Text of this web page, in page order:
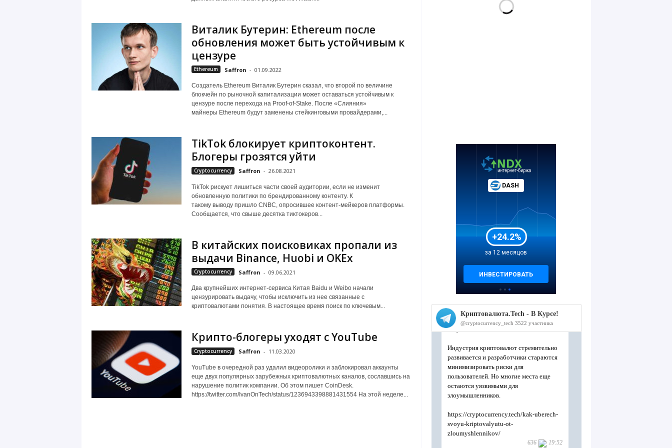
Виталик Бутерин: Ethereum после
обновления может быть устойчивым к
цензуре
Ethereum Saffron - 01.09.2022
Создатель Ethereum Виталик Бутерин сказал, что второй по величине
блокчейн по рыночной капитализации может оставаться устойчивым к
цензуре после перехода на Proof-of-Stake. После «Слияния»
майнеры Ethereum будут заменены стейкинговыми провайдерами,...
TikTok блокирует криптоконтент.
Блогеры грозятся уйти
Cryptocurrency Saffron - 26.08.2021
TikTok рискует лишиться части своей аудитории, если не изменит
обновленную политики по брендированному контенту. К
такому выводу пришло CNBC, опросившее контент-мейкеров платформы.
Сообщается, что свыше десятка тиктокеров...
В китайских поисковиках пропали из
выдачи Binance, Huobi и OKEx
Cryptocurrency Saffron - 09.06.2021
Два крупнейших интернет-сервиса Китая Baidu и Weibo начали
цензурировать выдачу, чтобы исключить из нее связанные с
криптовалютами понятия. В настоящее время поиск по ключевым...
Крипто-блогеры уходят с YouTube
Cryptocurrency Saffron - 11.03.2020
YouTube в очередной раз удалил видеоролики и заблокировал аккаунты
еще двух популярных зарубежных криптовалютных каналов, сославшись на
нарушение политик компании. Об этом пишет CoinDesk.
https://twitter.com/IvanOnTech/status/1236943398881431554 На этой неделе...